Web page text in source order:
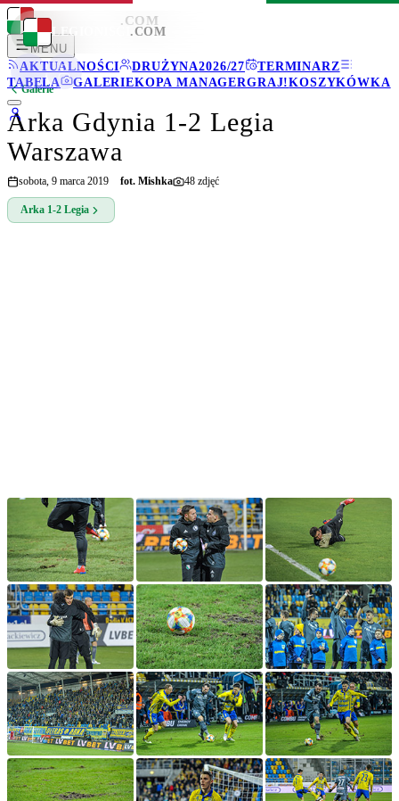
LEGIONISCI .COM
MENU
AKTUALNOŚCI
DRUŻYNA2026/27
TERMINARZ
TABELA
GALERIEKOPA MANAGERGRAJ!KOSZYKÓWKA
LEGIONISCI .COM
Galerie
Arka Gdynia 1-2 Legia
Warszawa
sobota, 9 marca 2019 fot. Mishka 48 zdjęć
Arka 1-2 Legia